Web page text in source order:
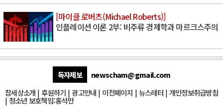
[마이클 로버츠(Michael Roberts)]
인플레이션 이론 2부: 비주류 경제학과 마르크스주의
독자제보
newscham@gmail.com
참세상소개 | 후원하기 |광고안내 | 이전페이지 | 뉴스레터| 개인정보취급방침
| 청소년 보호책임:홍석만